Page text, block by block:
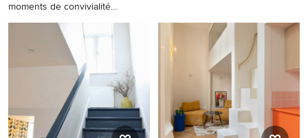
moments de convivialité